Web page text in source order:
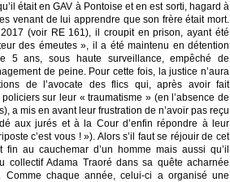
était en GAV à Pontoise et en est sorti, hagard à
venant de lui apprendre que son frère était mort.
(voir RE 161), il croupit en prison, ayant été
des émeutes », il a été maintenu en détention
5 ans, sous haute surveillance, empêché de
de peine. Pour cette fois, la justice n’aura
de l’avocate des flics qui, après avoir fait
sur leur « traumatisme » (en l’absence de
a mis en avant leur frustration de n’avoir pas reçu
aux jurés et à la Cour d’enfin répondre à leur
c’est vous ! »). Alors s’il faut se réjouir de cet
fin au cauchemar d’un homme mais aussi qu’il
collectif Adama Traoré dans sa quête acharnée
chaque année, celui-ci a organisé une